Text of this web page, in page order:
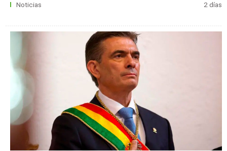
Noticias 2 días